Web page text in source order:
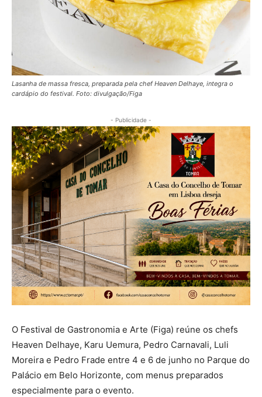
Lasanha de massa fresca, preparada pela chef Heaven Delhaye, integra o
cardápio do festival. Foto: divulgação/Figa
- Publicidade -
O Festival de Gastronomia e Arte (Figa) reúne os chefs
Heaven Delhaye, Karu Uemura, Pedro Carnavali, Luli
Moreira e Pedro Frade entre 4 e 6 de junho no Parque do
Palácio em Belo Horizonte, com menus preparados
especialmente para o evento.